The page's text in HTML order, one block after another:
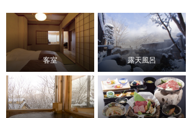
客室 露天風呂